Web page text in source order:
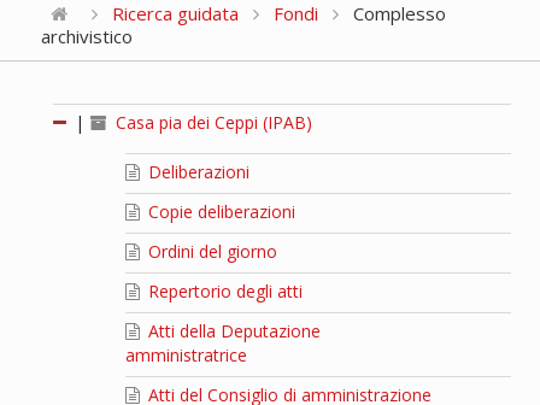
Ricerca guidata Fondi
Complesso
archivistico
| Casa pia dei Ceppi (IPAB)
Deliberazioni
Copie deliberazioni
Ordini del giorno
Repertorio degli atti
Atti della Deputazione
amministratrice
Atti del Consiglio di amministrazione